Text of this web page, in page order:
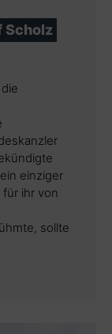
Scholz
einziger
ihr von
sollte